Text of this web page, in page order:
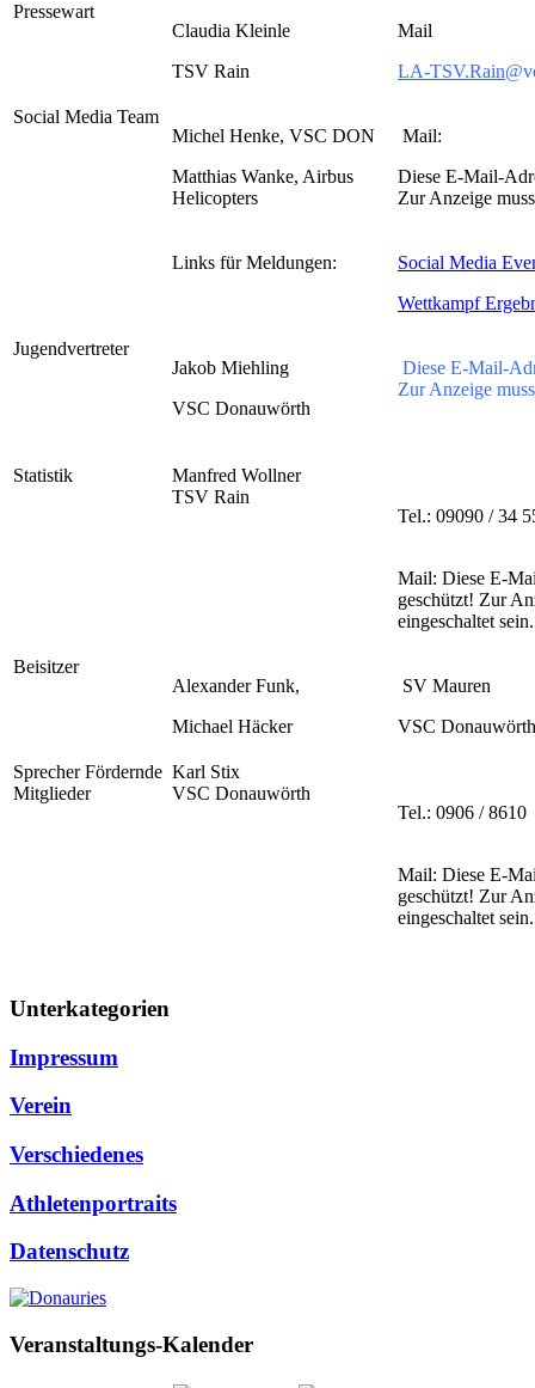
Pressewart
Claudia Kleinle
TSV Rain
Mail
LA-TSV.Rain
Social Media Team
Michel Henke, VSC DON
Matthias Wanke, Airbus
Helicopters
Mail:
Diese E-Mail-
Zur Anzeige
Links für Meldungen:
Social Media
Wettkampf
Jugendvertreter
Jakob Miehling
VSC Donauwörth
Diese E-Mail-
Zur Anzeige
Statistik
Manfred Wollner
TSV Rain
Tel.: 09090 / 34
Mail: Diese E-
geschützt! Zur
eingeschaltet sein.
Beisitzer
Alexander Funk,
Michael Häcker
SV Mauren
VSC Donauwörth
Sprecher Fördernde
Mitglieder
Karl Stix
VSC Donauwörth
Tel.: 0906 / 8610
Mail: Diese E-
geschützt! Zur
eingeschaltet sein.
Unterkategorien
Impressum
Verein
Verschiedenes
Athletenportraits
Datenschutz
Veranstaltungs-Kalender